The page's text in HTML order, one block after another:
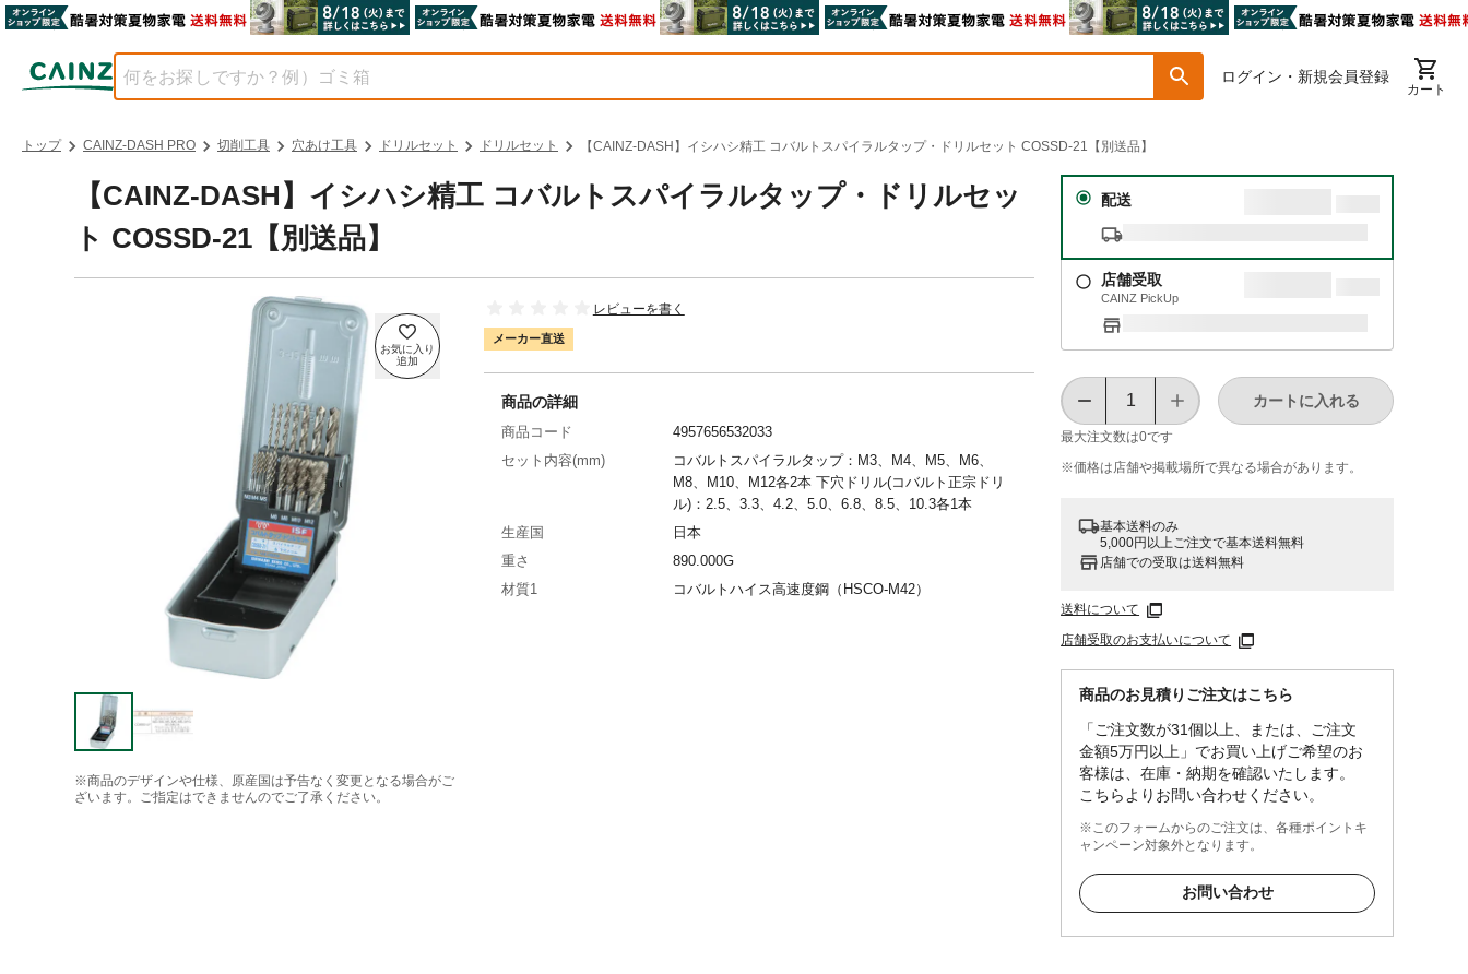
ログイン・新規会員登録
カート
トップ CAINZ-DASH PRO 切削工具 穴あけ工具 ドリルセット ドリルセット 【CAINZ-DASH】イシハシ精工 コバルトスパイラルタップ・ドリルセット COSSD-21【別送品】
【CAINZ-DASH】イシハシ精工 コバルトスパイラルタップ・ドリルセッ
ト COSSD-21【別送品】
※商品のデザインや仕様、原産国は予告なく変更となる場合がご
ざいます。ご指定はできませんのでご了承ください。
レビューを書く
メーカー直送
配送
店舗受取
CAINZ PickUp
最大注文数は0です
カートに入れる
※価格は​店舗や​掲載場所で​異なる​場合が​あります。
基本送料のみ
5,000円以上ご注文で基本送料無料
店舗での受取は送料無料
送料について
店舗受取のお支払いについて
商品のお見積りご注文はこちら
「ご注文数が31個以上、または、ご注文
金額5万円以上」でお買い上げご希望のお
客様は、在庫・納期を確認いたします。
こちらよりお問い合わせください。
※このフォームからのご注文は、各種ポイントキ
ャンペーン対象外となります。
お問い合わせ
商品の詳細
商品コード
4957656532033
セット内容(mm)
コバルトスパイラルタップ：M3、M4、M5、M6、
M8、M10、M12各2本 下穴ドリル(コバルト正宗ドリ
ル)：2.5、3.3、4.2、5.0、6.8、8.5、10.3各1本
生産国
日本
重さ
890.000G
材質1
コバルトハイス高速度鋼（HSCO-M42）